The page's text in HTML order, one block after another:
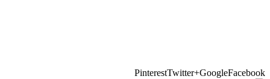
Facebook
Google+
Twitter
Pinterest